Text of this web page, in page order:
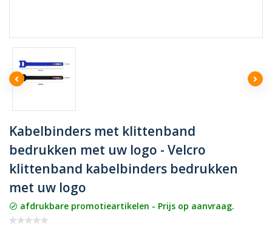
Kabelbinders met klittenband
bedrukken met uw logo - Velcro
klittenband kabelbinders bedrukken
met uw logo
afdrukbare promotieartikelen - Prijs op aanvraag.